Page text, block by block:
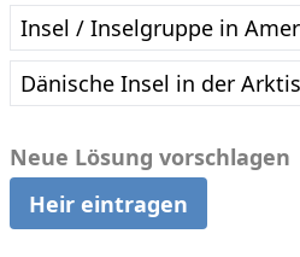
Insel / Inselgruppe in
Dänische Insel in der
Neue Lösung vorschlagen
Heir eintragen